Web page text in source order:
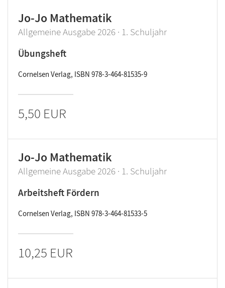
Jo-Jo Mathematik
Allgemeine Ausgabe 2026 · 1. Schuljahr
Übungsheft
Cornelsen Verlag, ISBN 978-3-464-81535-9
5,50 EUR
Jo-Jo Mathematik
Allgemeine Ausgabe 2026 · 1. Schuljahr
Arbeitsheft Fördern
Cornelsen Verlag, ISBN 978-3-464-81533-5
10,25 EUR